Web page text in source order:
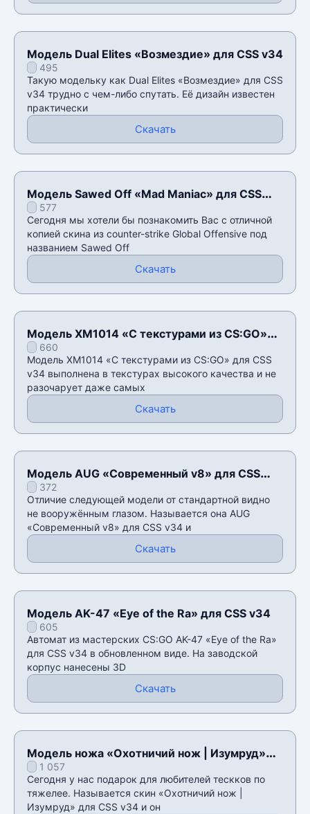
Модель Dual Elites «Возмездие» для CSS v34
495
Такую модельку как Dual Elites «Возмездие» для CSS
v34 трудно с чем-либо спутать. Её дизайн известен
практически
Скачать
Модель Sawed Off «Mad Maniac» для CSS
v34577
Сегодня мы хотели бы познакомить Вас с отличной
копией скина из counter-strike Global Offensive под
названием Sawed Off
Скачать
Модель XM1014 «С текстурами из CS:GO»
для CSS v34
660
Модель XM1014 «С текстурами из CS:GO» для CSS
v34 выполнена в текстурах высокого качества и не
разочарует даже самых
Скачать
Модель AUG «Современный v8» для CSS
v34372
Отличие следующей модели от стандартной видно
не вооружённым глазом. Называется она AUG
«Современный v8» для CSS v34 и
Скачать
Модель AK-47 «Eye of the Ra» для CSS v34
605
Автомат из мастерских CS:GO AK-47 «Eye of the Ra»
для CSS v34 в обновленном виде. На заводской
корпус нанесены 3D
Скачать
Модель ножа «Охотничий нож | Изумруд»
для CSS v34
1 057
Сегодня у нас подарок для любителей тескков по
тяжелее. Называется скин «Охотничий нож |
Изумруд» для CSS v34 и он